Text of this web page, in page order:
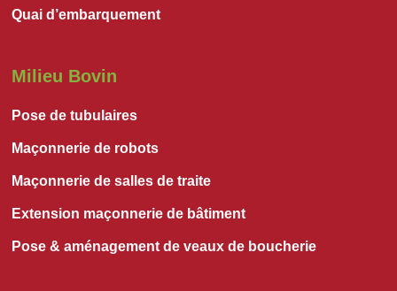
Quai d’embarquement
Milieu Bovin
Pose de tubulaires
Maçonnerie de robots
Maçonnerie de salles de traite
Extension maçonnerie de bâtiment
Pose & aménagement de veaux de boucherie